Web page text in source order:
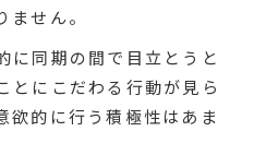
せん。
に同期の間で目立とうと
とにこだわる行動が見ら
欲的に行う積極性はあま